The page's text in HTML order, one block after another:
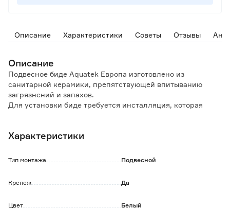
Описание Характеристики Советы Отзывы
Описание
Подвесное биде Aquatek Европа изготовлено из
санитарной керамики, препятствующей впитыванию
загрязнений и запахов.
Для установки биде требуется инсталляция, которая
Особенности и преимущества:
бытовой химии;
Характеристики
Тип монтажа Подвесной
Крепеж Да
Цвет Белый